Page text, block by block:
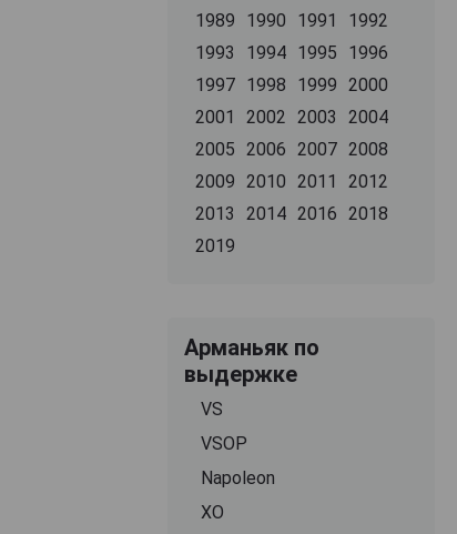
1989
1990 1991
1992
1993
1994 1995
1996
1997 1998 1999
2000
2001
2002 2003
2004
2005
2006 2007 2008
2009
2010 2011
2012
2013
2014 2016
2018
2019
Арманьяк по
выдержке
VS
VSOP
Napoleon
XO